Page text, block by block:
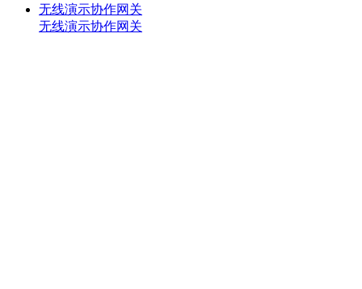
无线演示协作网关
无线演示协作网关